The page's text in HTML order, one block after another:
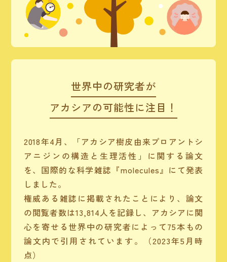
世界中の研究者が
アカシアの可能性に注目！
2018年4月、「アカシア樹皮由来プロアントシ
アニジンの構造と生理活性」に関する論文
を、国際的な科学雑誌『molecules』にて発表
しました。
権威ある雑誌に掲載されたことにより、論文
の閲覧者数は13,814人を記録し、アカシアに関
心を寄せる世界中の研究者によって75本もの
論文内で引用されています。（2023年5月時
点）